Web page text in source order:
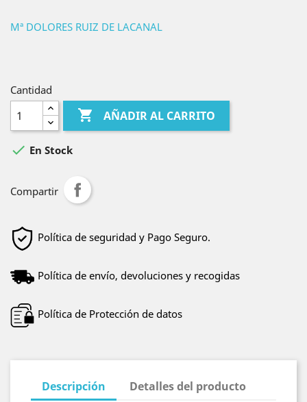
Mª DOLORES RUIZ DE LACANAL
Cantidad
 AÑADIR AL CARRITO
 En Stock
Compartir
Política de seguridad y Pago Seguro.
Política de envío, devoluciones y recogidas
Política de Protección de datos
Descripción Detalles del producto